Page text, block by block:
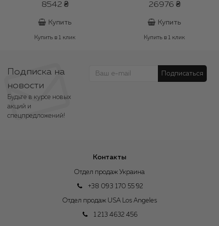
8542 ₴
Купить
Купить в 1 клик
26976 ₴
Купить
Купить в 1 клик
Подписка на
новости
Будьте в курсе новых
акций и
спецпредложений!
Подписаться
Контакты
Отдел продаж Украина
+38 093 170 55 92
Отдел продаж USA Los Angeles
1 213 4632 456